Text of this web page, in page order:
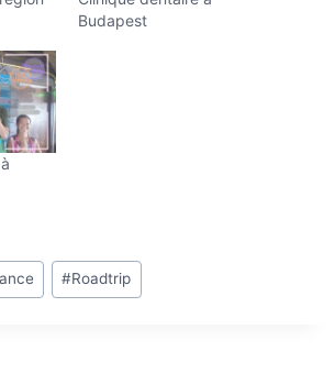
Budapest
#Roadtrip